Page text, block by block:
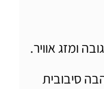
ומזג אוויר.
סיבובית